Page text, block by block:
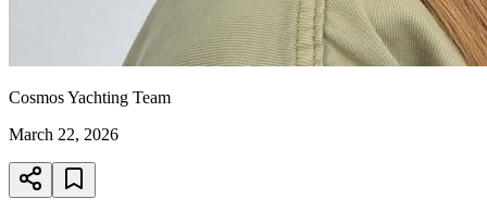
Cosmos Yachting Team
March 22, 2026